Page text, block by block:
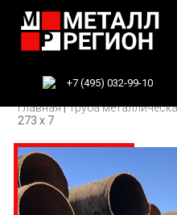
+7 (495) 032-99-10
Главная|Труба
273 х 7